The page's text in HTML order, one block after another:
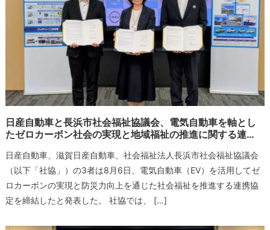
日産自動車と長浜市社会福祉協議会、電気自動車を軸とし
たゼロカーボン社会の実現と地域福祉の推進に関する連…
日産自動車、滋賀日産自動車、社会福祉法人長浜市社会福祉協議会
（以下「社協」）の3者は8月6日、電気自動車（EV）を活用してゼ
ロカーボンの実現と防災力向上を通じた社会福祉を推進する連携協
定を締結したと発表した。 社協では、 […]